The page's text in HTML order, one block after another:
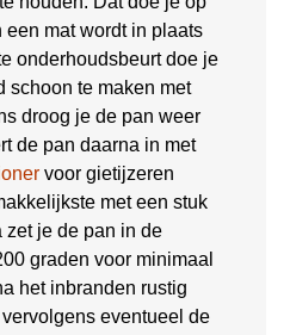
een mat wordt in plaats
onderhoudsbeurt doe je
schoon te maken met
droog je de pan weer
de pan daarna in met
voor gietijzeren
met een stuk
zet je de pan in de
graden voor minimaal
het inbranden rustig
eventueel de